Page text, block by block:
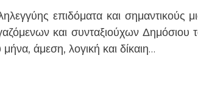
επιδόματα και σημαντικούς
και συνταξιούχων Δημόσιου
άμεση, λογική και δίκαιη…